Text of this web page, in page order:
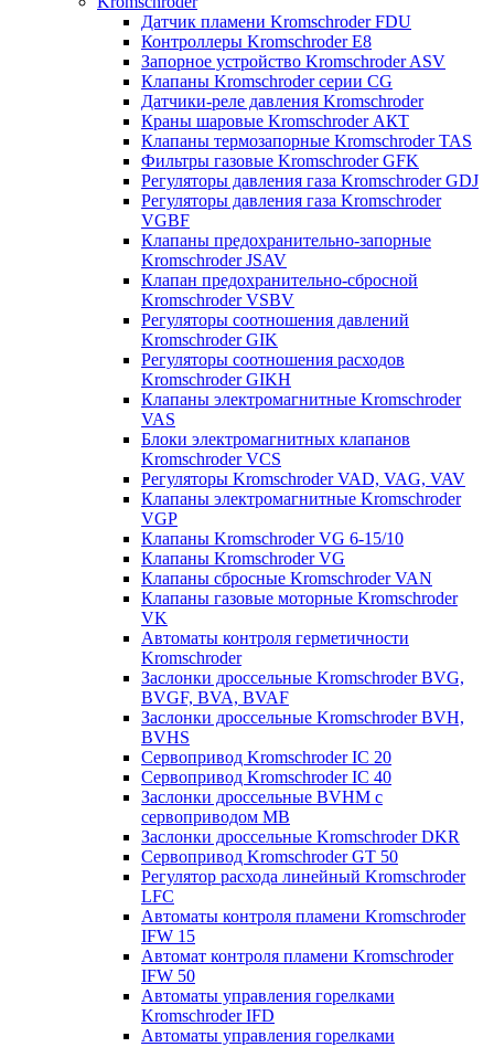
Датчик пламени Kromschroder FDU
Контроллеры Kromschroder E8
Запорное устройство Kromschroder ASV
Клапаны Kromschroder серии CG
Датчики-реле давления Kromschroder
Краны шаровые Kromschroder АКТ
Клапаны термозапорные Kromschroder TAS
Фильтры газовые Kromschroder GFK
Регуляторы давления газа Kromschroder GDJ
Регуляторы давления газа Kromschroder
VGBF
Клапаны предохранительно-запорные
Kromschroder JSAV
Клапан предохранительно-сбросной
Kromschroder VSBV
Регуляторы соотношения давлений
Kromschroder GIK
Регуляторы соотношения расходов
Kromschroder GIKH
Клапаны электромагнитные Kromschroder
VAS
Блоки электромагнитных клапанов
Kromschroder VCS
Регуляторы Kromschroder VAD, VAG, VAV
Клапаны электромагнитные Kromschroder
VGP
Клапаны Kromschroder VG 6-15/10
Клапаны Kromschroder VG
Клапаны сбросные Kromschroder VAN
Клапаны газовые моторные Kromschroder
VK
Автоматы контроля герметичности
Kromschroder
Заслонки дроссельные Kromschroder BVG,
BVGF, BVA, BVAF
Заслонки дроссельные Kromschroder BVH,
BVHS
Сервопривод Kromschroder IC 20
Сервопривод Kromschroder IC 40
Заслонки дроссельные BVHM с
сервоприводом МВ
Заслонки дроссельные Kromschroder DKR
Cервопривод Kromschroder GT 50
Регулятор расхода линейный Kromschroder
LFC
Автоматы контроля пламени Kromschroder
IFW 15
Автомат контроля пламени Kromschroder
IFW 50
Автоматы управления горелками
Kromschroder IFD
Автоматы управления горелками